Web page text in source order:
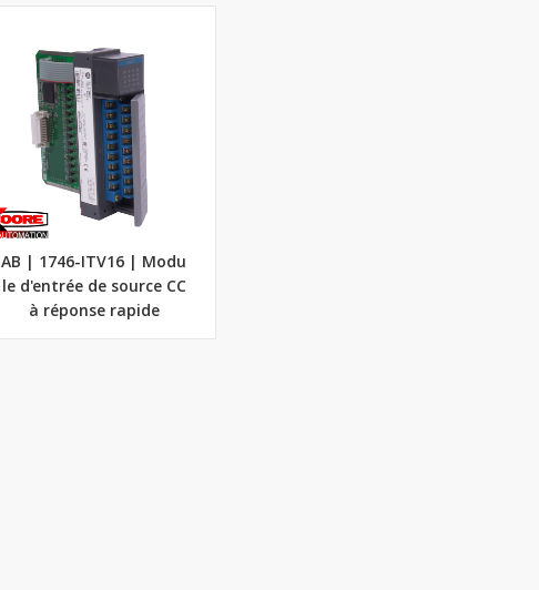
AB | 1746-ITV16 | Modu
le d'entrée de source CC
à réponse rapide